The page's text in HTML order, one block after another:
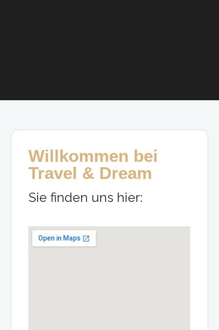
Willkommen bei
Travel & Dream
Sie finden uns hier: